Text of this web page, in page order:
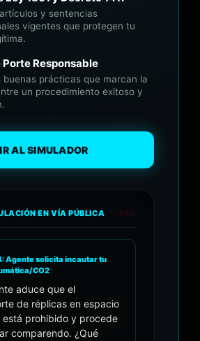
y sentencias
vigentes que protegen tu
Responsable
buenas prácticas que marcan la
un procedimiento exitoso y
IR AL SIMULADOR
EN VÍA PÚBLICA
Agente solicita incautar tu
CO2
aduce que el
de réplicas en espacio
está prohibido y procede
comparendo. ¿Qué